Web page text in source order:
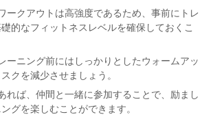
ークアウトは高強度であるため、事前にトレ
的なフィットネスレベルを確保しておくこ
ーニング前にはしっかりとしたウォームアッ
クを減少させましょう。
れば、仲間と一緒に参加することで、励まし
グを楽しむことができます。